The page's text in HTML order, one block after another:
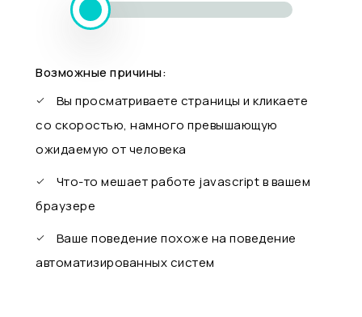
Возможные причины:
Вы просматриваете страницы и кликаете
со скоростью, намного превышающую
ожидаемую от человека
Что-то мешает работе javascript в вашем
браузере
Ваше поведение похоже на поведение
автоматизированных систем